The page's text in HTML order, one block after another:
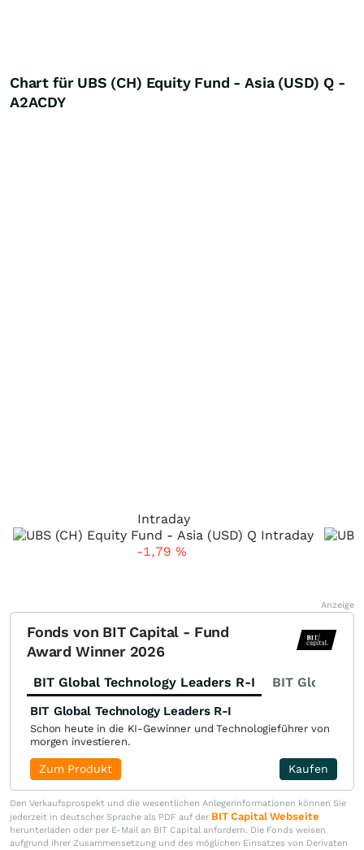
Chart für UBS (CH) Equity Fund - Asia (USD) Q -
A2ACDY
Intraday
-1,79 %
Anzeige
Fonds von BIT Capital - Fund
Award Winner 2026
BIT Global Technology Leaders R-I BIT Global
BIT Global Technology Leaders R-I
Schon heute in die KI-Gewinner und Technologieführer von
morgen investieren.
Kaufen
Zum Produkt
Den Verkaufsprospekt und die wesentlichen Anlegerinformationen können Sie
jederzeit in deutscher Sprache als PDF auf der BIT Capital Webseite
herunterladen oder per E-Mail an BIT Capital anfordern. Die Fonds weisen
aufgrund ihrer Zusammensetzung und des möglichen Einsatzes von Derivaten